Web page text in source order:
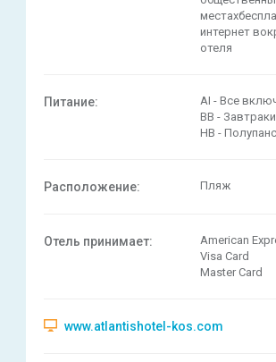
интернет
отеля
Питание:
AI - Все
BB - Завтраки
HB -
Расположениe: Пляж
Отель принимает:
American
Visa Card
Master Card
www.atlantishotel-kos.com